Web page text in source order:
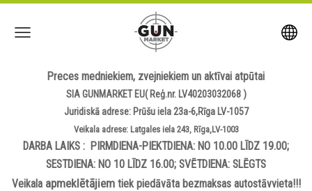
Preces medniekiem, zvejniekiem un aktīvai atpūtai
SIA GUNMARKET EU( Reģ.nr. LV40203032068 )
Juridiskā adrese: Prūšu iela 23a-6,Rīga LV-1057
Veikala adrese: Latgales iela 243, Rīga,LV-1003
DARBA LAIKS : PIRMDIENA-PIEKTDIENA: NO 10.00 LĪDZ 19.00;
SESTDIENA: NO 10 LĪDZ 16.00; SVĒTDIENA: SLĒGTS
Veikala apmeklētājiemtiek piedāvāta bezmaksas autostāvvieta!!!